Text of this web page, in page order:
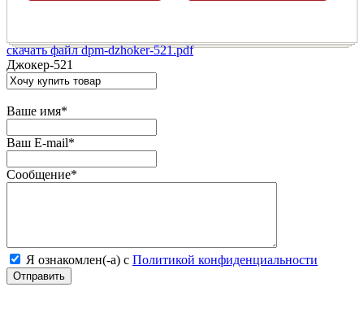
скачать файл dpm-dzhoker-521.pdf
Джокер-521
Ваше имя*
Ваш E-mail*
Сообщение*
Я ознакомлен(-а) с Политикой конфиденциальности